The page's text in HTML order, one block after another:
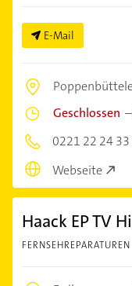
E-Mail
Geschlossen –
0221 22 24 33
Webseite
Haack EP TV
FERNSEHREPARATUREN